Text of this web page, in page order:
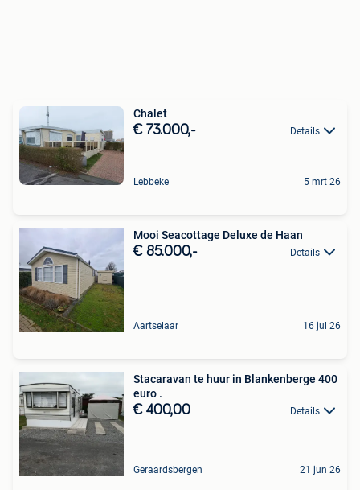
Chalet
€ 73.000,- Details
Lebbeke 5 mrt 26
Mooi Seacottage Deluxe de Haan
€ 85.000,- Details
Aartselaar 16 jul 26
Stacaravan te huur in Blankenberge 400
euro .
€ 400,00 Details
Geraardsbergen 21 jun 26